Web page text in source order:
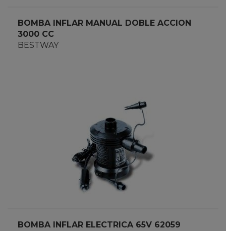
BOMBA INFLAR MANUAL DOBLE ACCION
3000 CC
BESTWAY
BOMBA INFLAR ELECTRICA 65V 62059